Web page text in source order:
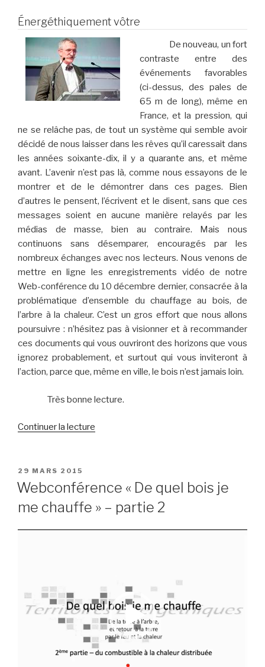
Énergéthiquement vôtre
De nouveau, un fort
contraste entre des
événements favorables
(ci-dessus, des pales de
65 m de long), même en
France, et la pression, qui
ne se relâche pas, de tout un système qui semble avoir
décidé de nous laisser dans les rêves qu’il caressait dans
les années soixante-dix, il y a quarante ans, et même
avant. L’avenir n’est pas là, comme nous essayons de le
montrer et de le démontrer dans ces pages. Bien
d’autres le pensent, l’écrivent et le disent, sans que ces
messages soient en aucune manière relayés par les
médias de masse, bien au contraire. Mais nous
continuons sans désemparer, encouragés par les
nombreux échanges avec nos lecteurs. Nous venons de
mettre en ligne les enregistrements vidéo de notre
Web-conférence du 10 décembre dernier, consacrée à la
problématique d’ensemble du chauffage au bois, de
l’arbre à la chaleur. C’est un gros effort que nous allons
poursuivre : n’hésitez pas à visionner et à recommander
ces documents qui vous ouvriront des horizons que vous
ignorez probablement, et surtout qui vous inviteront à
l’action, parce que, même en ville, le bois n’est jamais loin.
Très bonne lecture.
Continuer la lecture
–
2015 »
PUBLIÉ
LE
29 MARS 2015
Webconférence « De quel bois je
me chauffe » – partie 2